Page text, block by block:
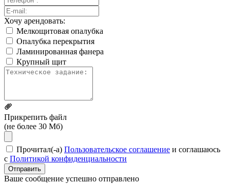
Хочу арендовать:
Мелкощитовая опалубка
Опалубка перекрытия
Ламинированная фанера
Крупный щит
Прикрепить файл
(не более 30 Мб)
Прочитал(-а) Пользовательское соглашение и соглашаюсь
с Политикой конфиденциальности
Отправить
Ваше сообщение успешно отправлено